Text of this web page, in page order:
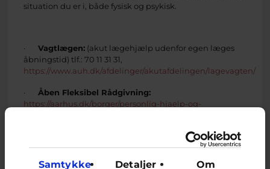
Samtykke Detaljer Om
situation du er i, både fysisk og psykisk.
· Vagtlægen: (akut lægehjælp udenfor egen læges
åbningstid) tlf.: 70 11 31 31,
https://www.auh.dk/afdelinger/akutafdelingen/lagevagten/
· Åben Fleksibel Rådgivning:
https://aarhus.dk/borger/personlig-hjaelp-og-
LGBT+Huset: https://lgbthusaarhus.dk/
(her findes